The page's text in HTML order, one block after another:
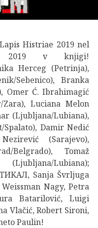
Histriae 2019 nel
2019 v knjigi!
Herceg (Petrinja),
Sebenico), Branka
Omer Ć. Ibrahimagić
Luciana Melon
(Ljubljana/Lubiana),
Spalato), Damir Nedić
(Sarajevo),
Belgrado), Tomaž
Lubiana);
Sanja Švrljuga
Nagy, Petra
Batarilović, Luigi
Vlačić, Robert Sironi,
Paulin!